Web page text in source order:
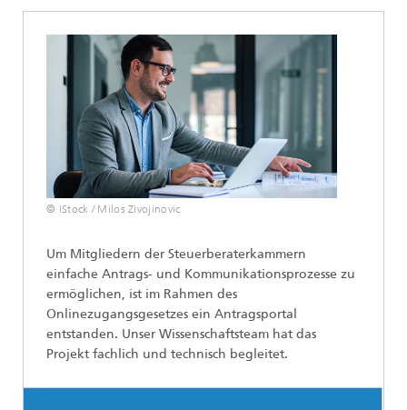
© iStock / Milos Zivojinovic
Um Mitgliedern der Steuerberaterkammern
einfache Antrags- und Kommunikationsprozesse zu
ermöglichen, ist im Rahmen des
Onlinezugangsgesetzes ein Antragsportal
entstanden. Unser Wissenschaftsteam hat das
Projekt fachlich und technisch begleitet.